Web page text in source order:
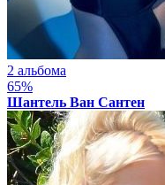
2 альбома
65%
Шантель Ван Сантен